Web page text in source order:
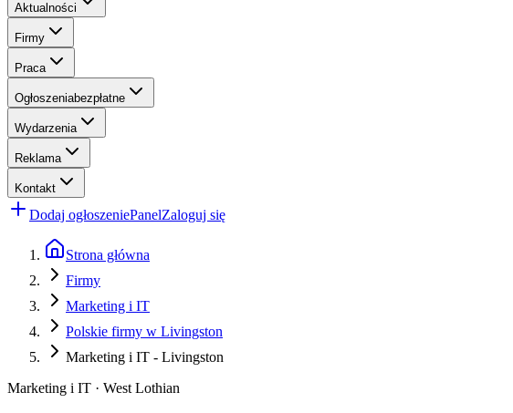
Aktualności
Firmy
Praca
Ogłoszeniabezpłatne
Wydarzenia
Reklama
Kontakt
Dodaj ogłoszeniePanelZaloguj się
Strona główna
Firmy
Marketing i IT
Polskie firmy w Livingston
Marketing i IT - Livingston
Marketing i IT · West Lothian